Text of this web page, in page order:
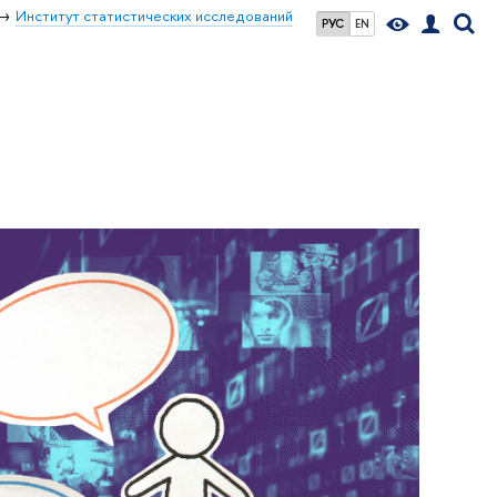
РУС EN
Институт статистических исследований